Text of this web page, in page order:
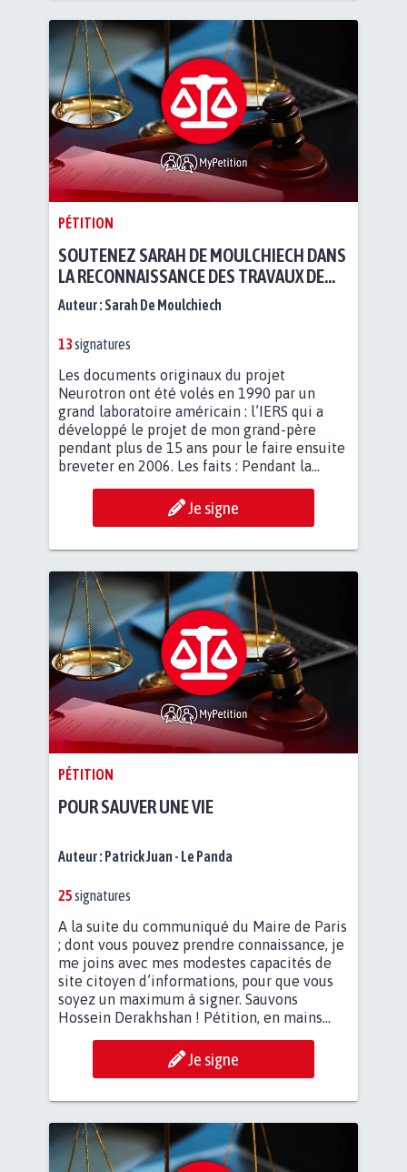
PÉTITION
SOUTENEZ SARAH DE MOULCHIECH DANS
LA RECONNAISSANCE DES TRAVAUX DE
SON GRAND-PÈRE
Auteur :Sarah De Moulchiech
13signatures
Les documents originaux du projet
Neurotron ont été volés en 1990 par un
grand laboratoire américain : l’IERS qui a
développé le projet de mon grand-père
pendant plus de 15 ans pour le faire ensuite
breveter en 2006. Les faits : Pendant la...
Je signe
PÉTITION
POUR SAUVER UNE VIE
Auteur : Patrick Juan - Le Panda
25signatures
A la suite du communiqué du Maire de Paris
; dont vous pouvez prendre connaissance, je
me joins avec mes modestes capacités de
site citoyen d’informations, pour que vous
soyez un maximum à signer. Sauvons
Hossein Derakhshan ! Pétition, en mains...
Je signe